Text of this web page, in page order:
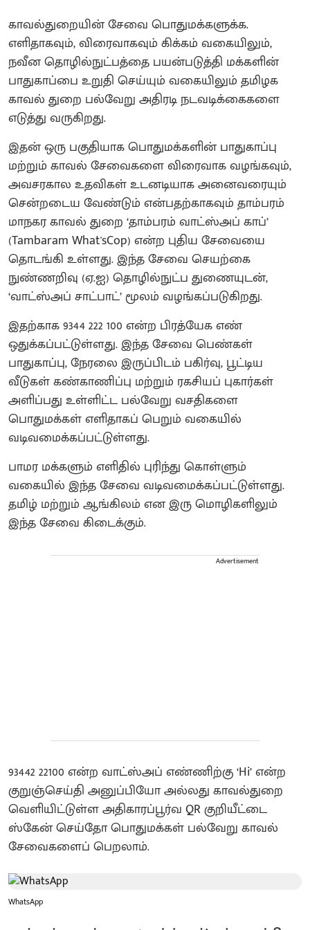
காவல்துறையின் சேவை பொதுமக்களுக்க.
எளிதாகவும், விரைவாகவும் கிக்கம் வகையிலும்,
நவீன தொழில்நுட்பத்தை பயன்படுத்தி மக்களின்
பாதுகாப்பை உறுதி செய்யும் வகையிலும் தமிழக
காவல் துறை பல்வேறு அதிரடி நடவடிக்கைகளை
எடுத்து வருகிறது.
இதன் ஒரு பகுதியாக பொதுமக்களின் பாதுகாப்பு
மற்றும் காவல் சேவைகளை விரைவாக வழங்கவும்,
அவசரகால உதவிகள் உடனடியாக அனைவரையும்
சென்றடைய வேண்டும் என்பதற்காகவும் தாம்பரம்
மாநகர காவல் துறை ‘தாம்பரம் வாட்ஸ்அப் காப்’
(Tambaram What'sCop) என்ற புதிய சேவையை
தொடங்கி உள்ளது. இந்த சேவை செயற்கை
நுண்ணறிவு (ஏ.ஐ) தொழில்நுட்ப துணையுடன்,
‘வாட்ஸ்அப் சாட்பாட்’ மூலம் வழங்கப்படுகிறது.
இதற்காக 9344 222 100 என்ற பிரத்யேக எண்
ஒதுக்கப்பட்டுள்ளது. இந்த சேவை பெண்கள்
பாதுகாப்பு, நேரலை இருப்பிடம் பகிர்வு, பூட்டிய
வீடுகள் கண்காணிப்பு மற்றும் ரகசியப் புகார்கள்
அளிப்பது உள்ளிட்ட பல்வேறு வசதிகளை
பொதுமக்கள் எளிதாகப் பெறும் வகையில்
வடிவமைக்கப்பட்டுள்ளது.
பாமர மக்களும் எளிதில் புரிந்து கொள்ளும்
வகையில் இந்த சேவை வடிவமைக்கப்பட்டுள்ளது.
தமிழ் மற்றும் ஆங்கிலம் என இரு மொழிகளிலும்
இந்த சேவை கிடைக்கும்.
Advertisement
93442 22100 என்ற வாட்ஸ்அப் எண்ணிற்கு ‘Hi’ என்ற
குறுஞ்செய்தி அனுப்பியோ அல்லது காவல்துறை
வெளியிட்டுள்ள அதிகாரப்பூர்வ QR குறியீட்டை
ஸ்கேன் செய்தோ பொதுமக்கள் பல்வேறு காவல்
சேவைகளைப் பெறலாம்.
WhatsApp